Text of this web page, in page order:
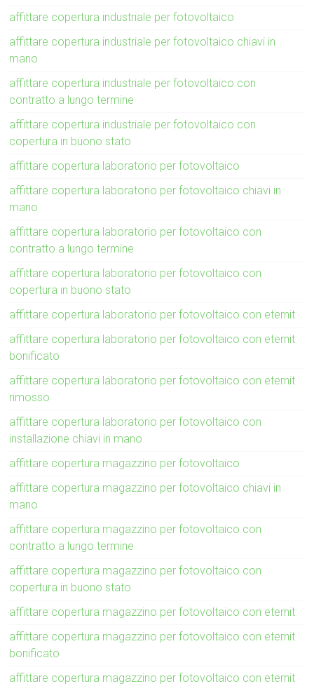
affittare copertura industriale per fotovoltaico
affittare copertura industriale per fotovoltaico chiavi in
mano
affittare copertura industriale per fotovoltaico con
contratto a lungo termine
affittare copertura industriale per fotovoltaico con
copertura in buono stato
affittare copertura laboratorio per fotovoltaico
affittare copertura laboratorio per fotovoltaico chiavi in
mano
affittare copertura laboratorio per fotovoltaico con
contratto a lungo termine
affittare copertura laboratorio per fotovoltaico con
copertura in buono stato
affittare copertura laboratorio per fotovoltaico con eternit
affittare copertura laboratorio per fotovoltaico con eternit
bonificato
affittare copertura laboratorio per fotovoltaico con eternit
rimosso
affittare copertura laboratorio per fotovoltaico con
installazione chiavi in mano
affittare copertura magazzino per fotovoltaico
affittare copertura magazzino per fotovoltaico chiavi in
mano
affittare copertura magazzino per fotovoltaico con
contratto a lungo termine
affittare copertura magazzino per fotovoltaico con
copertura in buono stato
affittare copertura magazzino per fotovoltaico con eternit
affittare copertura magazzino per fotovoltaico con eternit
bonificato
affittare copertura magazzino per fotovoltaico con eternit